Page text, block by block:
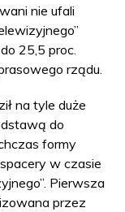
nie ufali
25,5 proc.
rządu.
na tyle duże
do
formy
w czasie
Pierwsza
przez